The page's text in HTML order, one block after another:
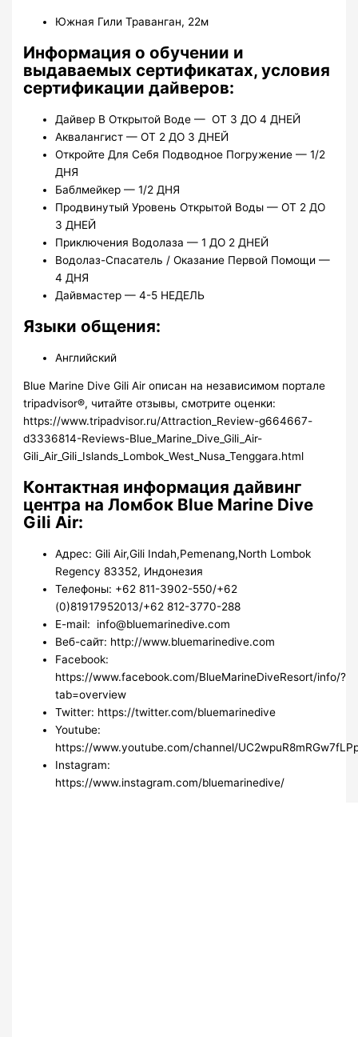
Южная Гили Траванган, 22м
Информация о обучении и
выдаваемых сертификатах, условия
сертификации дайверов:
Дайвер В Открытой Воде — ОТ 3 ДО 4 ДНЕЙ
Аквалангист — ОТ 2 ДО 3 ДНЕЙ
Откройте Для Себя Подводное Погружение — 1/2
ДНЯ
Баблмейкер — 1/2 ДНЯ
Продвинутый Уровень Открытой Воды — ОТ 2 ДО
3 ДНЕЙ
Приключения Водолаза — 1 ДО 2 ДНЕЙ
Водолаз-Спасатель / Оказание Первой Помощи —
4 ДНЯ
Дайвмастер — 4-5 НЕДЕЛЬ
Языки общения:
Английский
Blue Marine Dive Gili Air описан на независимом портале
tripadvisor®, читайте отзывы, смотрите оценки:
https://www.tripadvisor.ru/Attraction_Review-g664667-
d3336814-Reviews-Blue_Marine_Dive_Gili_Air-
Gili_Air_Gili_Islands_Lombok_West_Nusa_Tenggara.html
Контактная информация дайвинг
центра на Ломбок Blue Marine Dive
Gili Air:
Адрес: Gili Air,Gili Indah,Pemenang,North Lombok
Regency 83352, Индонезия
Телефоны: +62 811-3902-550/+62
(0)81917952013/+62 812-3770-288
E-mail: info@bluemarinedive.com
Веб-сайт: http://www.bluemarinedive.com
Facebook:
https://www.facebook.com/BlueMarineDiveResort/info/?
tab=overview
Twitter: https://twitter.com/bluemarinedive
Youtube:
https://www.youtube.com/channel/
Instagram:
https://www.instagram.com/bluemarinedive/